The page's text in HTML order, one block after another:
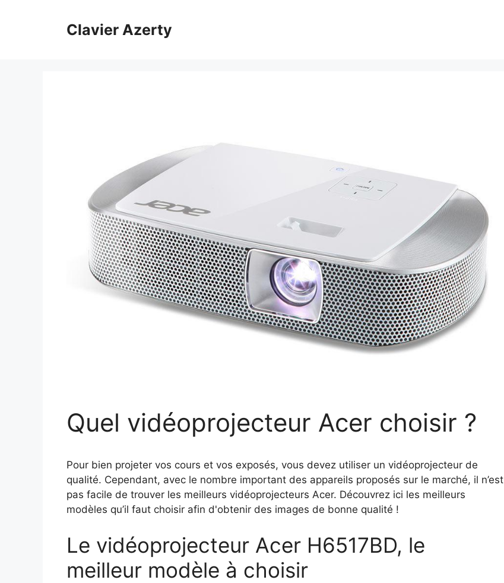
Clavier Azerty
Quel vidéoprojecteur Acer choisir ?
Pour bien projeter vos cours et vos exposés, vous devez utiliser un vidéoprojecteur de
qualité. Cependant, avec le nombre important des appareils proposés sur le marché, il n’est
pas facile de trouver les meilleurs vidéoprojecteurs Acer. Découvrez ici les meilleurs
modèles qu’il faut choisir afin d'obtenir des images de bonne qualité !
Le vidéoprojecteur Acer H6517BD, le
meilleur modèle à choisir